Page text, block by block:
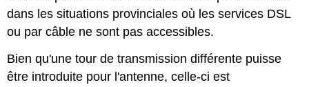
dans les situations provinciales où les services DSL
ou par câble ne sont pas accessibles.
Bien qu'une tour de transmission différente puisse
être introduite pour l'antenne, celle-ci est